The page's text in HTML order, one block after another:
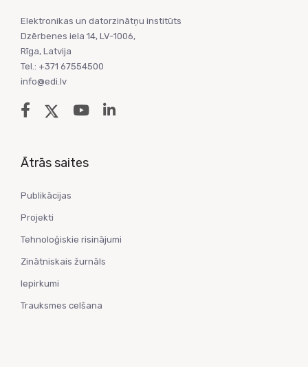
Elektronikas un datorzinātņu institūts
Dzērbenes iela 14, LV-1006,
Rīga, Latvija
Tel.: +371 67554500
info@edi.lv
Ātrās saites
Publikācijas
Projekti
Tehnoloģiskie risinājumi
Zinātniskais žurnāls
Iepirkumi
Trauksmes celšana